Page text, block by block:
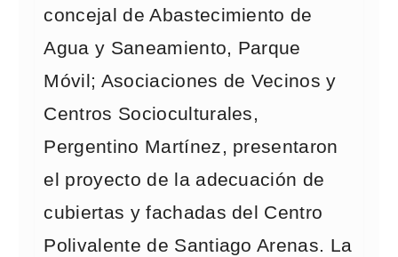
concejal de Abastecimiento de
Agua y Saneamiento, Parque
Móvil; Asociaciones de Vecinos y
Centros Socioculturales,
Pergentino Martínez, presentaron
el proyecto de la adecuación de
cubiertas y fachadas del Centro
Polivalente de Santiago Arenas. La